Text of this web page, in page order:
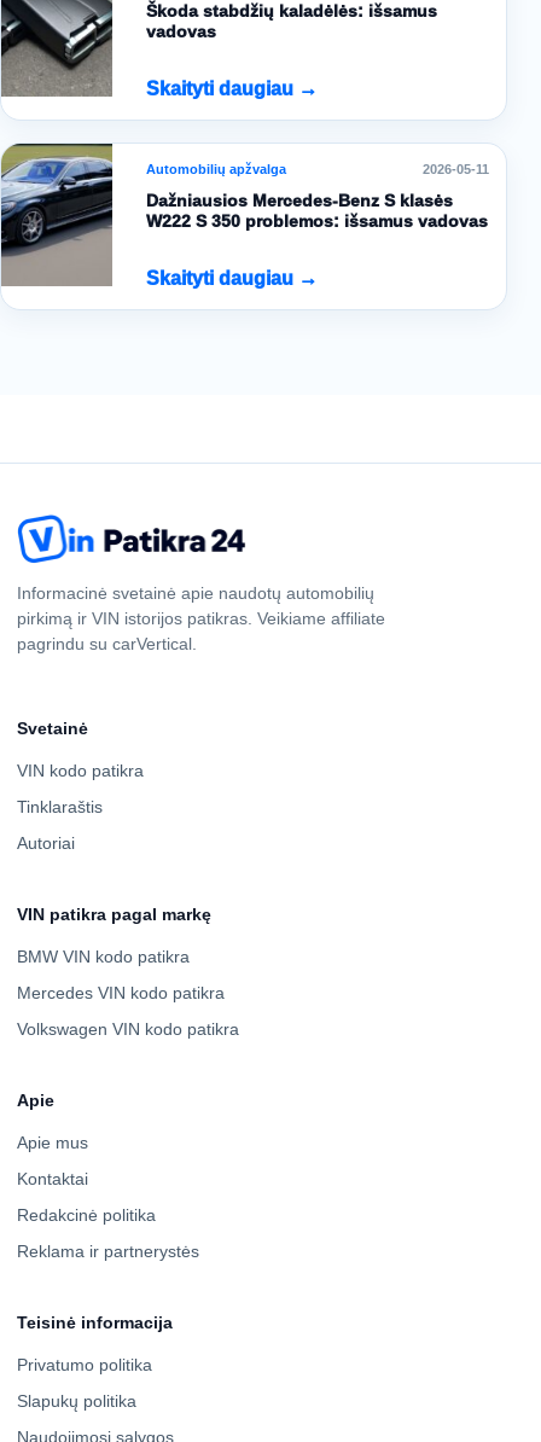
Škoda stabdžių kaladėlės: išsamus
vadovas
Skaityti daugiau →
Automobilių apžvalga 2026-05-11
Dažniausios Mercedes-Benz S klasės
W222 S 350 problemos: išsamus vadovas
Skaityti daugiau →
Informacinė svetainė apie naudotų automobilių
pirkimą ir VIN istorijos patikras. Veikiame affiliate
pagrindu su carVertical.
Svetainė
VIN kodo patikra
Tinklaraštis
Autoriai
VIN patikra pagal markę
BMW VIN kodo patikra
Mercedes VIN kodo patikra
Volkswagen VIN kodo patikra
Apie
Apie mus
Kontaktai
Redakcinė politika
Reklama ir partnerystės
Teisinė informacija
Privatumo politika
Slapukų politika
Naudojimosi sąlygos